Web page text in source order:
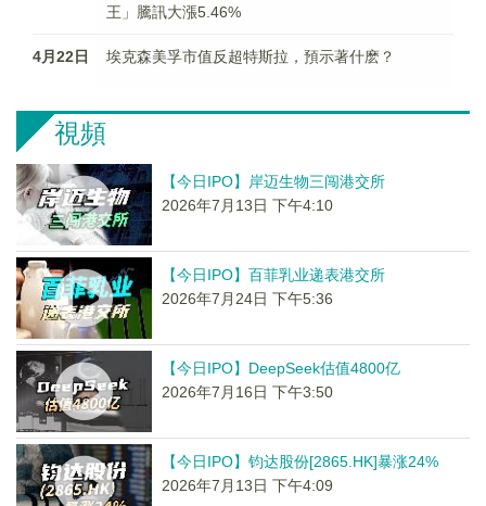
王」騰訊大漲5.46%
4月22日 埃克森美孚市值反超特斯拉，預示著什麽？
視頻
【今日IPO】岸迈生物三闯港交所
2026年7月13日 下午4:10
【今日IPO】百菲乳业递表港交所
2026年7月24日 下午5:36
【今日IPO】DeepSeek估值4800亿
2026年7月16日 下午3:50
【今日IPO】钧达股份[2865.HK]暴涨24%
2026年7月13日 下午4:09